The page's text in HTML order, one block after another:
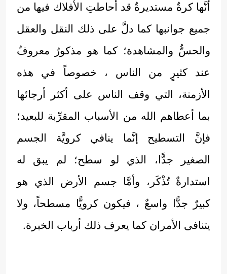
أنَّها كرةٌ مستديرةٌ قد أحاطتِ الأفلاك فيها من
جميع جوانبها كما دلَّ على ذلك النقل والعقل
والحسُّ والمشاهدة؛ كما هو مذكورٌ معروفٌ
عند كثيرٍ من الناس ، خصوصاً في هذه
الأزمنة، التي وقف الناس على أكثر أرجائها
بما أعطاهم الله من الأسباب المقرِّبة للبعيد؛
فإنَّ التسطيح إنَّما ينافي كرويَّة الجسم
الصغير جدًّا، الذي لو سطح؛ لم يبق له
استدارةٌ تُذْكَر، وأمَّا جسم الأرض الذي هو
كبيرٌ جدًّا واسعٌ ، فيكون كرويًّا مسطحاً، ولا
يتنافى الأمران كما يعرف ذلك أرباب الخبرة.